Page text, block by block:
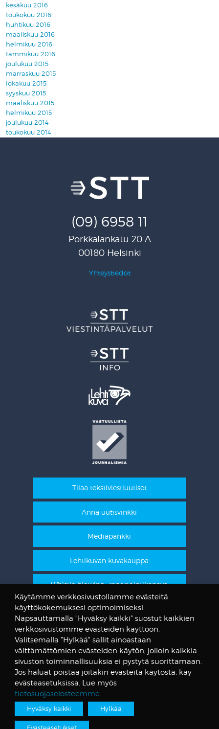
kesäkuu 2016
toukokuu 2016
huhtikuu 2016
maaliskuu 2016
helmikuu 2016
tammikuu 2016
joulukuu 2015
marraskuu 2015
lokakuu 2015
syyskuu 2015
maaliskuu 2015
helmikuu 2015
joulukuu 2014
toukokuu 2014
(09) 6958 11
Porkkalankatu 20 A
00180 Helsinki
Yhteystiedot
Tilaa tekstiviestiuutiset
Anna uutisvinkki
Mediapankki
Lehtikuvan kuvakauppa
Whistle blowing -raportointikanava
STT Info
Lehtikuvan vanhat kuvat
@STTuutiset
@STTinfo
@STTViestintap
Tietosuojalauseke
Käytämme verkkosivustollamme evästeitä
käyttökokemuksesi optimoimiseksi.
Napsauttamalla "Hyväksy kaikki" suostut kaikkien
verkkosivustomme evästeiden käyttöön.
Valitsemalla "Hylkää" sallit ainoastaan
välttämättömien evästeiden käytön, jolloin kaikkia
sivuston toiminnallisuuksia ei pystytä suorittamaan.
Jos haluat poistaa joitakin evästeitä käytöstä, käy
evästeasetuksissa. Lue myös
tietosuojaselosteemme.
Hyväksy kaikki Hylkää